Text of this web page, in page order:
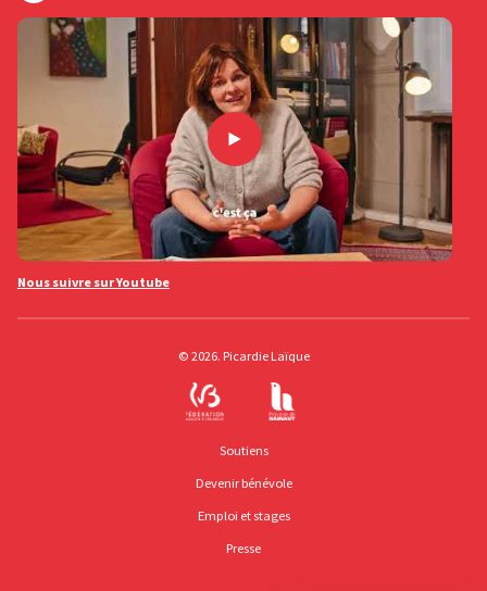
Nous suivre sur Youtube
© 2026. Picardie Laïque
Soutiens
Devenir bénévole
Emploi et stages
Presse